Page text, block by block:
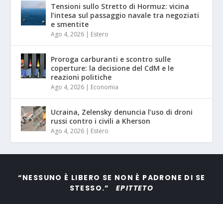
Tensioni sullo Stretto di Hormuz: vicina
l’intesa sul passaggio navale tra negoziati
e smentite
Ago 4, 2026 | Estero
Proroga carburanti e scontro sulle
coperture: la decisione del CdM e le
reazioni politiche
Ago 4, 2026 | Economia
Ucraina, Zelensky denuncia l’uso di droni
russi contro i civili a Kherson
Ago 4, 2026 | Estero
“NESSUNO È LIBERO SE NON È PADRONE DI SE
STESSO.”EPITTETO